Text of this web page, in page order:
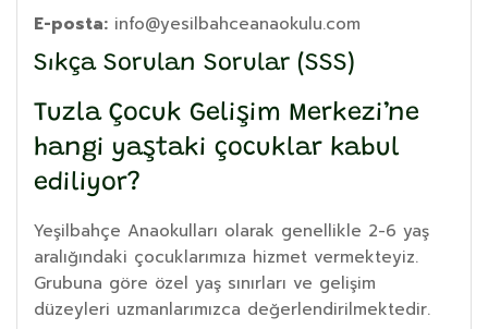
E-posta: info@yesilbahceanaokulu.com
Sıkça Sorulan Sorular (SSS)
Tuzla Çocuk Gelişim Merkezi’ne
hangi yaştaki çocuklar kabul
ediliyor?
Yeşilbahçe Anaokulları olarak genellikle 2-6 yaş
aralığındaki çocuklarımıza hizmet vermekteyiz.
Grubuna göre özel yaş sınırları ve gelişim
düzeyleri uzmanlarımızca değerlendirilmektedir.